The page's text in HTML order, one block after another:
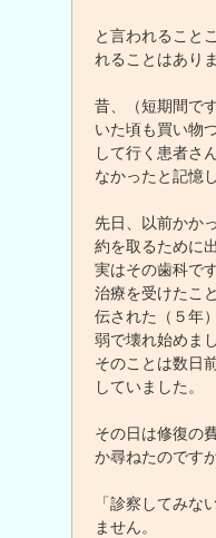
と言われること
れることはあり
昔、（短期間で
いた頃も買い物
して行く患者さ
なかったと記憶
先日、以前かか
約を取るために
実はその歯科で
治療を受けたこ
伝された（５年
弱で壊れ始めまし
そのことは数日
していました。
その日は修復の
か尋ねたのですが
「診察してみな
ません。